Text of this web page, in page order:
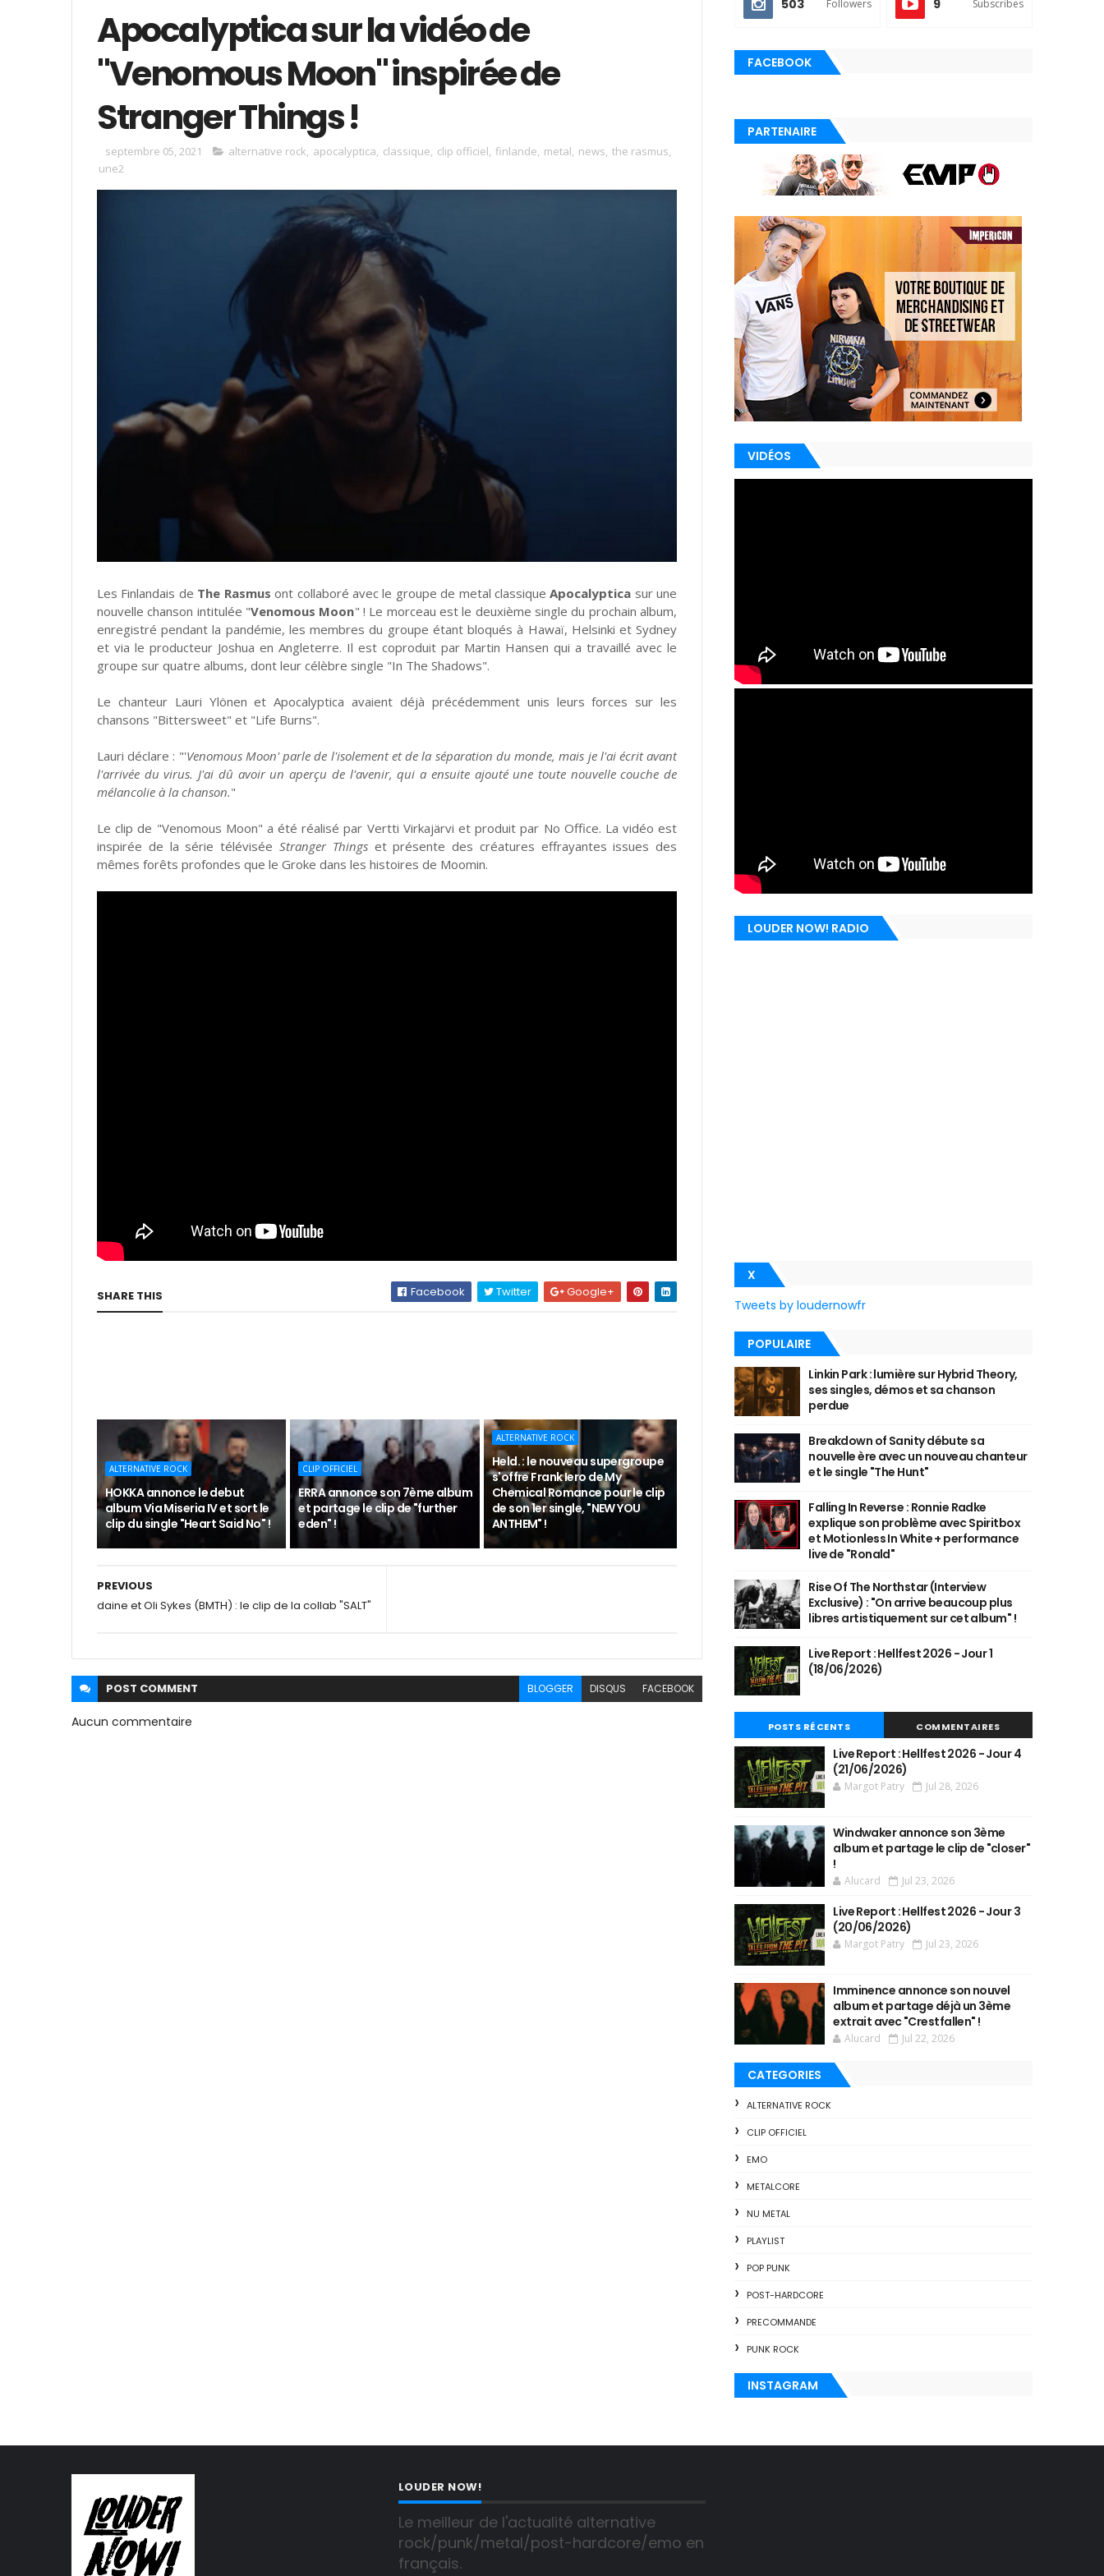
Apocalyptica sur la vidéo de
"Venomous Moon" inspirée de
Stranger Things !
septembre 05, 2021 alternative rock, apocalyptica, classique, clip officiel, finlande, metal, news, the rasmus,
une2
Les Finlandais de The Rasmus ont collaboré avec le groupe de metal classiqueApocalyptica sur une
nouvelle chanson intitulée "Venomous Moon" ! Le morceau est le deuxième single du prochain album,
enregistré pendant la pandémie, les membres du groupe étant bloqués à Hawaï, Helsinki et Sydney
et via le producteur Joshua en Angleterre. Il est coproduit par Martin Hansen qui a travaillé avec le
groupe sur quatre albums, dont leur célèbre single "In The Shadows".
Le chanteur Lauri Ylönen et Apocalyptica avaient déjà précédemment unis leurs forces sur les
chansons "Bittersweet" et "Life Burns".
Lauri déclare : "'Venomous Moon' parle de l'isolement et de la séparation du monde, mais je l'ai écrit avant
l'arrivée du virus. J'ai dû avoir un aperçu de l'avenir, qui a ensuite ajouté une toute nouvelle couche de
mélancolie à la chanson."
Le clip de "Venomous Moon" a été réalisé par Vertti Virkajärvi et produit par No Office. La vidéo est
inspirée de la série télévisée Stranger Thingset présente des créatures effrayantes issues des
mêmes forêts profondes que le Groke dans les histoires de Moomin.
SHARE THIS Facebook Twitter Google+
ALTERNATIVE ROCK
HOKKA annonce le debut
album Via Miseria IV et sort le
clip du single "Heart Said No" !
CLIP OFFICIEL
ERRA annonce son 7ème album
et partage le clip de "further
eden" !
ALTERNATIVE ROCK
Held. : le nouveau supergroupe
s'offre Frank Iero de My
Chemical Romance pour le clip
de son 1er single, "NEW YOU
ANTHEM" !
PREVIOUS
daine et Oli Sykes (BMTH) : le clip de la collab "SALT"
POST COMMENT BLOGGER DISQUS FACEBOOK
Aucun commentaire
503 Followers 9 Subscribes
FACEBOOK
PARTENAIRE
VIDÉOS
LOUDER NOW! RADIO
X
Tweets by loudernowfr
POPULAIRE
Linkin Park : lumière sur Hybrid Theory,
ses singles, démos et sa chanson
perdue
Breakdown of Sanity débute sa
nouvelle ère avec un nouveau chanteur
et le single "The Hunt"
Falling In Reverse : Ronnie Radke
explique son problème avec Spiritbox
et Motionless In White + performance
live de "Ronald"
Rise Of The Northstar (Interview
Exclusive) : "On arrive beaucoup plus
libres artistiquement sur cet album" !
Live Report : Hellfest 2026 - Jour 1
(18/06/2026)
POSTS RÉCENTS COMMENTAIRES
Live Report : Hellfest 2026 - Jour 4
(21/06/2026)
Margot Patry Jul 28, 2026
Windwaker annonce son 3ème
album et partage le clip de "closer"
!
Alucard Jul 23, 2026
Live Report : Hellfest 2026 - Jour 3
(20/06/2026)
Margot Patry Jul 23, 2026
Imminence annonce son nouvel
album et partage déjà un 3ème
extrait avec "Crestfallen" !
Alucard Jul 22, 2026
CATEGORIES
ALTERNATIVE ROCK
CLIP OFFICIEL
EMO
METALCORE
NU METAL
PLAYLIST
POP PUNK
POST-HARDCORE
PRECOMMANDE
PUNK ROCK
INSTAGRAM
LOUDER NOW!
Le meilleur de l'actualité alternative
rock/punk/metal/post-hardcore/emo en
français.